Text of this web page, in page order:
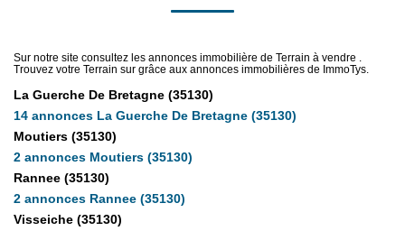
Présentation
L'équipe
CONTACT
Créer une alerte
Sur notre site consultez les annonces immobilière de Terrain à vendre .
Trouvez votre Terrain sur grâce aux annonces immobilières de ImmoTys.
La Guerche De Bretagne (35130)
14 annonces La Guerche De Bretagne (35130)
Moutiers (35130)
2 annonces Moutiers (35130)
Rannee (35130)
2 annonces Rannee (35130)
Visseiche (35130)